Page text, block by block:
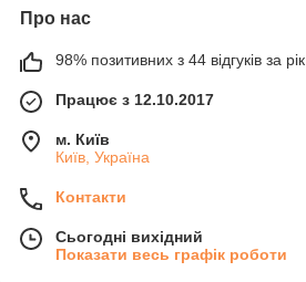
Про нас
98% позитивних з 44 відгуків за рік
Працює з 12.10.2017
м. Київ
Київ, Україна
Контакти
Сьогодні вихідний
Показати весь графік роботи